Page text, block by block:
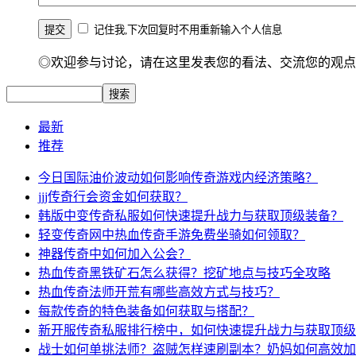
记住我,下次回复时不用重新输入个人信息
◎欢迎参与讨论，请在这里发表您的看法、交流您的观点
最新
推荐
今日国际油价波动如何影响传奇游戏内经济策略？
jjj传奇行会资金如何获取？
韩版中变传奇私服如何快速提升战力与获取顶级装备？
轻变传奇网中热血传奇手游免费坐骑如何领取？
神器传奇中如何加入公会？
热血传奇黑铁矿石怎么获得？挖矿地点与技巧全攻略
热血传奇法师开荒有哪些高效方式与技巧？
每款传奇的特色装备如何获取与搭配？
新开服传奇私服排行榜中，如何快速提升战力与获取顶级
战士如何单挑法师？盗贼怎样速刷副本？奶妈如何高效加